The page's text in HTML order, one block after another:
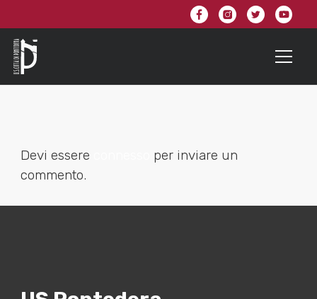
Devi essere
per inviare un
commento.